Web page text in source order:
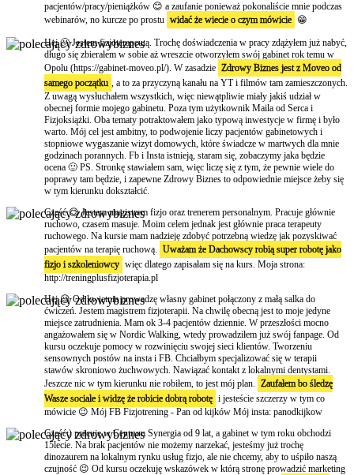
pacjentów/pracy/pieniążków 😊 a zaufanie ponieważ pokonaliście mnie podczas
webinarów, no kurcze po prostu widać że wiecie o czym mówicie 😁
Hej 🙂 Jestem fizjoterapeutą. Trochę doświadczenia w pracy zdążyłem już nabyć,
długo się zbierałem w sobie aż wreszcie otworzyłem swój gabinet rok temu w
Opolu (https://gabinet-moveo.pl/). W zasadzie Zdrowy Biznes jest z Moveo od
samego początku
, a to za przyczyną kanału na YT i filmów tam zamieszczonych.
Z uwagą wysłuchałem wszystkich, więc niewątpliwie miały jakiś udział w
obecnej formie mojego gabinetu. Poza tym użytkownik Maila od Serca i
Fizjoksiążki. Oba tematy potraktowałem jako typową inwestycje w firmę i było
warto. Mój cel jest ambitny, to podwojenie liczy pacjentów gabinetowych i
stopniowe wygaszanie wizyt domowych, które świadcze w martwych dla mnie
godzinach porannych. Fb i Insta istnieją, staram się, zobaczymy jaka będzie
ocena 🙂 PS. Stronkę stawiałem sam, więc liczę się z tym, że pewnie wiele do
poprawy tam będzie, i zapewne Zdrowy Biznes to odpowiednie miejsce żeby się
w tym kierunku dokształcić.
Cześć 😊 Jestem magistrem fizjo oraz trenerem personalnym. Pracuje głównie
ruchowo, czasem masuje. Moim celem jednak jest głównie praca terapeuty
ruchowego. Na kursie mam nadzieję zdobyć potrzebną wiedzę jak pozyskiwać
pacjentów na terapię ruchową.
Uważam że Dachowscy robią super robotę jako
fizjo i szkoleniowcy więc dlatego zapisałam się na kurs. Moja strona:
http://treningplusfizjoterapia.pl
Hej 😉 Od kwietnia prowadzę własny gabinet połączony z małą salka do
ćwiczeń. Jestem magistrem fizjoterapii. Na chwilę obecną jest to moje jedyne
miejsce zatrudnienia. Mam ok 3-4 pacjentów dziennie. W przeszłości mocno
angażowałem się w Nordic Walking, wtedy prowadziłem już swój fanpage. Od
kursu oczekuje pomocy w rozwinięciu swojej sieci klientów. Tworzeniu
sensownych postów na insta i FB. Chciałbym specjalizować się w terapii
stawów skroniowo żuchwowych. Nawiązać kontakt z lokalnymi dentystami.
Jeszcze nic w tym kierunku nie robiłem, to jest mój plan.
Zaufałem bo śledzę
Wasze sociale i widzę że robicie dobrą robotę i jesteście szczerzy w tym co
mówicie 😉 Mój FB Fizjotrening - Pan od kijków Mój insta: panodkijkow
Cześć:) pracuję w Centrum Synergia od 9 lat, a gabinet w tym roku obchodzi
15lecie. Na brak pacjentów nie możemy narzekać, jesteśmy już trochę
dinozaurem na lokalnym rynku usług fizjo, ale nie chcemy, aby to uśpiło naszą
czujność 😉 Od kursu oczekuję wskazówek w którą stronę prowadzić marketing